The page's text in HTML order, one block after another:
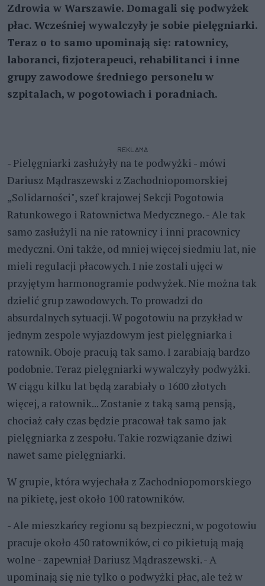
Zdrowia w Warszawie. Domagali się podwyżek
płac. Wcześniej wywalczyły je sobie pielęgniarki.
Teraz o to samo upominają się: ratownicy,
laboranci, fizjoterapeuci, rehabilitanci i inne
grupy zawodowe średniego personelu w
szpitalach, w pogotowiach i poradniach.
REKLAMA
- Pielęgniarki zasłużyły na te podwyżki - mówi
Dariusz Mądraszewski z Zachodniopomorskiej
„Solidarności", szef krajowej Sekcji Pogotowia
Ratunkowego i Ratownictwa Medycznego. - Ale tak
samo zasłużyli na nie ratownicy i inni pracownicy
medyczni. Oni także, od mniej więcej siedmiu lat, nie
mieli regulacji płacowych. I nie zostali ujęci w
przyjętym harmonogramie podwyżek. Nie można tak
dzielić grup zawodowych. To prowadzi do
absurdalnych sytuacji. W pogotowiu na przykład w
jednym zespole wyjazdowym jest pielęgniarka i
ratownik. Oboje pracują tak samo. I zarabiają bardzo
podobnie. Teraz pielęgniarki wywalczyły podwyżki.
W ciągu kilku lat będą zarabiały o 1600 złotych
więcej, a ratownik... Zostanie z taką samą pensją,
chociaż cały czas będzie pracował tak samo jak
pielęgniarka z zespołu. Takie rozwiązanie dziwi
nawet same pielęgniarki.
W grupie, która wyjechała z Zachodniopomorskiego
na pikietę, jest około 100 ratowników.
- Ale mieszkańcy regionu są bezpieczni, w pogotowiu
pracuje około 450 ratowników, ci co pikietują mają
wolne - zapewniał Dariusz Mądraszewski. - A
upominają się nie tylko o podwyżki płac, ale też w